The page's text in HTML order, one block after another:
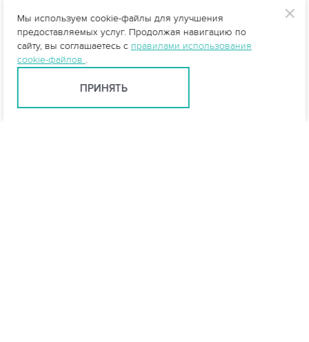
Мы используем cookie-файлы для улучшения
предоставляемых услуг. Продолжая навигацию по
сайту, вы соглашаетесь с правилами использования
cookie-файлов .
ПРИНЯТЬ